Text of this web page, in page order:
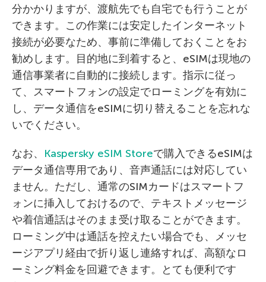
分かかりますが、渡航先でも自宅でも行うことが
できます。この作業には安定したインターネット
接続が必要なため、事前に準備しておくことをお
勧めします。目的地に到着すると、eSIMは現地の
通信事業者に自動的に接続します。指示に従っ
て、スマートフォンの設定でローミングを有効に
し、データ通信をeSIMに切り替えることを忘れな
いでください。
なお、 Kaspersky eSIM Storeで購入できるeSIMは
データ通信専用であり、音声通話には対応してい
ません。ただし、通常のSIMカードはスマートフ
ォンに挿入しておけるので、テキストメッセージ
や着信通話はそのまま受け取ることができます。
ローミング中は通話を控えたい場合でも、メッセ
ージアプリ経由で折り返し連絡すれば、高額なロ
ーミング料金を回避できます。とても便利です